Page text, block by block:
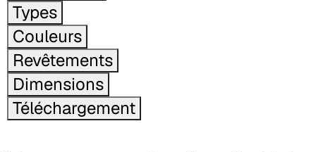
Types
Couleurs
Revêtements
Dimensions
Téléchargement